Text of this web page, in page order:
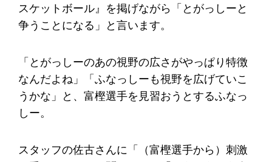
スケットボール』を掲げながら「とがっしーと
争うことになる」と言います。
「とがっしーのあの視野の広さがやっぱり特徴
なんだよね」「ふなっしーも視野を広げていこ
うかな」と、富樫選手を見習おうとするふなっ
しー。
スタッフの佐古さんに「（富樫選手から）刺激